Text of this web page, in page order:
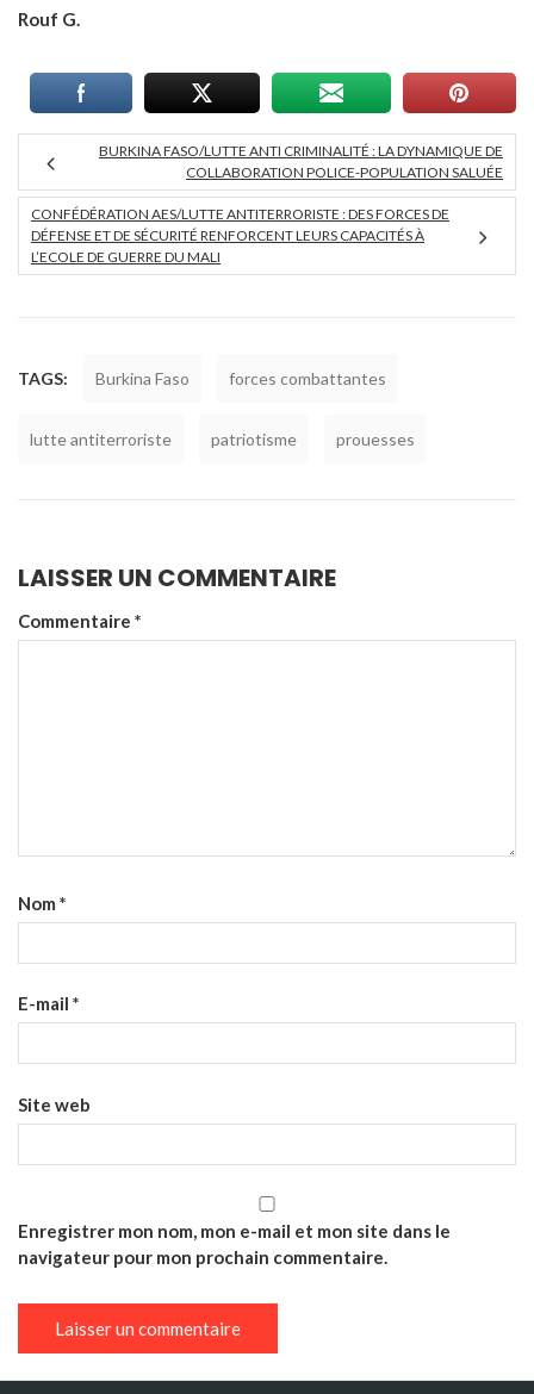
Rouf G.
BURKINA FASO/LUTTE ANTI CRIMINALITÉ : LA DYNAMIQUE DE
COLLABORATION POLICE-POPULATION SALUÉE
CONFÉDÉRATION AES/LUTTE ANTITERRORISTE : DES FORCES DE
DÉFENSE ET DE SÉCURITÉ RENFORCENT LEURS CAPACITÉS À
L’ECOLE DE GUERRE DU MALI
TAGS: Burkina Faso forces combattantes
lutte antiterroriste patriotisme prouesses
LAISSER UN COMMENTAIRE
Commentaire *
Nom *
E-mail *
Site web
Enregistrer mon nom, mon e-mail et mon site dans le
navigateur pour mon prochain commentaire.